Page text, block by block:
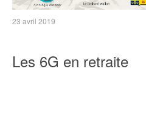
23 avril 2019
Les 6G en retraite